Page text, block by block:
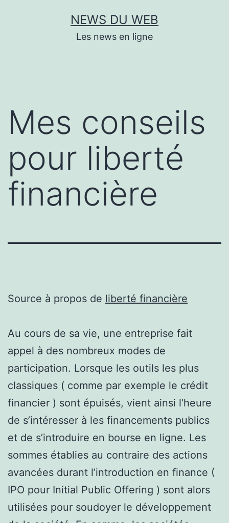
NEWS DU WEB
Les news en ligne
Mes conseils
pour liberté
financière
Source à propos de liberté financière
Au cours de sa vie, une entreprise fait
appel à des nombreux modes de
participation. Lorsque les outils les plus
classiques ( comme par exemple le crédit
financier ) sont épuisés, vient ainsi l’heure
de s’intéresser à les financements publics
et de s’introduire en bourse en ligne. Les
sommes établies au contraire des actions
avancées durant l’introduction en finance (
IPO pour Initial Public Offering ) sont alors
utilisées pour soudoyer le développement